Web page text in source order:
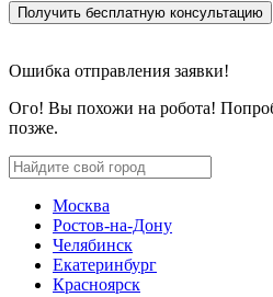
Получить бесплатную консультацию
Ошибка отправления заявки!
Ого! Вы похожи на робота!
позже.
Москва
Ростов-на-Дону
Челябинск
Екатеринбург
Красноярск